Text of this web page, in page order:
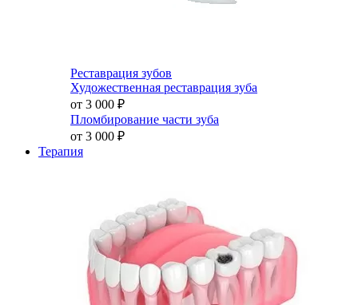
Реставрация зубов
Художественная реставрация зуба
от 3 000 ₽
Пломбирование части зуба
от 3 000 ₽
Терапия